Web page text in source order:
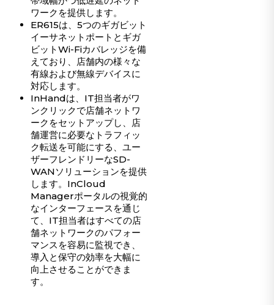
ワークを提供します。
ER615は、5つのギガビット
イーサネットポートとギガ
ビットWi-Fiカバレッジを備
えており、店舗内の様々な
有線および無線デバイスに
対応します。
InHandは、IT担当者がワ
ンクリックで店舗ネットワ
ークをセットアップし、店
舗運営に必要なトラフィッ
ク転送を可能にする、ユー
ザーフレンドリーなSD-
WANソリューションを提供
します。InCloud
Managerポータルの視覚的
なインターフェースを通じ
て、IT担当者はすべての店
舗ネットワークのパフォー
マンスを容易に監視でき、
導入と保守の効率を大幅に
向上させることができま
す。